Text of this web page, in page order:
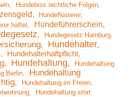
Hundebiss rechtliche Folgen
Hundeflüsterer
haftet
Hundeführerschein
Hundegesetz Hamburg
Hundehalter
Hundehalterhaftpflicht
Hundehaltung
Hundehaltung
Berlin
Hundehaltung
Hundehaltung im Freien
Hundehaltung stört